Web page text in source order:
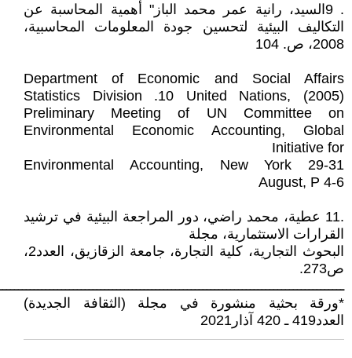
. 9السيد، رانية عمر محمد الباز" أهمية المحاسبة عن
التكاليف البيئية لتحسين جودة المعلومات المحاسبية،
2008، ص. 104
Department of Economic and Social Affairs
Statistics Division .10 United Nations, (2005)
Preliminary Meeting of UN Committee on
Environmental Economic Accounting, Global
Initiative for
Environmental Accounting, New York 29-31
August, P 4-6
.11 عطية، محمد راضي، دور المراجعة البيئية في ترشيد
القرارات الاستثمارية، مجلة
البحوث التجارية، كلية التجارة، جامعة الزقازيق، العدد2،
ص273.
*ورقة بحثية منشورة في مجلة (الثقافة الجديدة)
العدد419 ـ 420 آذار2021